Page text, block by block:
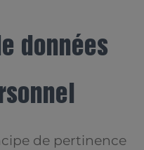
données
de pertinence